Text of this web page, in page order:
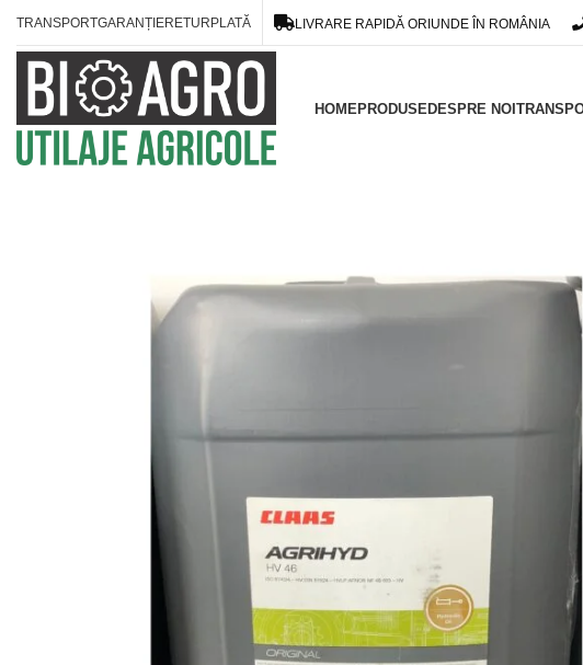
TRANSPORTGARANȚIERETURPLATĂ LIVRARE RAPIDĂ ORIUNDE ÎN ROMÂNIA
HOMEPRODUSEDESPRE NOI